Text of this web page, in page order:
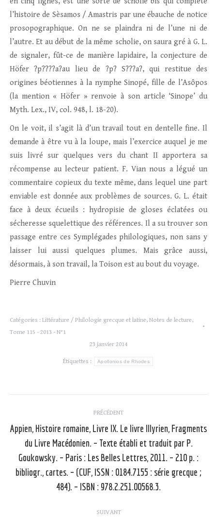
l’histoire de Sèsamos / Amastris par une ébauche de notice
prosopographique. On ne se plaindra ni de l’une ni de
l’autre. Et au début de la même scholie, on saura gré à G. L.
de signaler, fût-ce de manière lapidaire, la conjecture de
Höfer ?p????a?au lieu de ?p? S???a?, qui restitue des
origines béotiennes à la nymphe Sinopé, fille de l’Asôpos
(la mention « Höfer » renvoie à son article ‘Sinope’ du
Myth. Lex., IV, col. 948, l. 18-20).
On le voit, il s’agit là d’un travail tout en dentelle fine. Il
demande à être vu à la loupe, mais l’exercice auquel je me
suis livré sur quelques vers du chant II apportera sa
récompense au lecteur patient. F. Vian nous a légué un
commentaire copieux du texte même, dans lequel une part
enviable est donnée aux problèmes de sources. G. L. était
face à deux écueils : hydropisie de gloses éclatées ou
sécheresse squelettique des références. Il a su trouver son
passage entre ces Symplégades philologiques, non sans y
laisser lui aussi quelques plumes. Mais grâce aussi,
désormais, à son travail, la Toison est au bout du voyage.
Pierre Chuvin
Catégories : Littérature / Philologie grecque et latine, Notes de lecture,
Tome 115 - 2013 - N°1
23 janvier 2014
Étiquettes : Apollonios de Rhodes
article
PRÉCÉDENT
Article
précédent
:
Appien, Histoire romaine, Livre IX. Le livre Illyrien, Fragments
du Livre Macédonien. – Texte établi et traduit par P.
Goukowsky. – Paris : Les Belles Lettres, 2011. – 210 p. :
bibliogr., cartes. – (CUF, ISSN : 0184.7155 : série grecque ;
484). – ISBN : 978.2.251.00568.3.
SUIVANT